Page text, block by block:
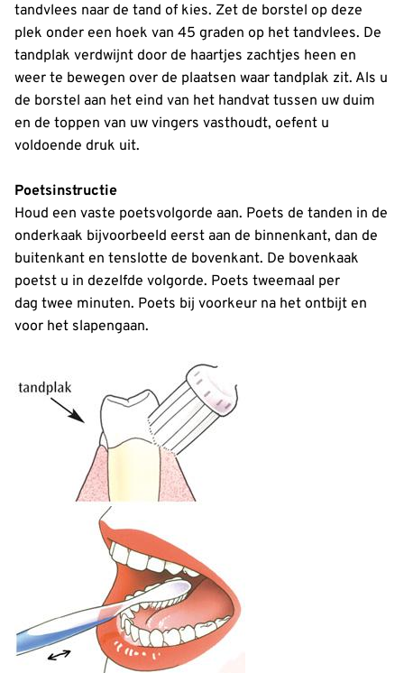
tandvlees naar de tand of kies. Zet de borstel op deze
plek onder een hoek van 45 graden op het tandvlees. De
tandplak verdwijnt door de haartjes zachtjes heen en
weer te bewegen over de plaatsen waar tandplak zit. Als u
de borstel aan het eind van het handvat tussen uw duim
en de toppen van uw vingers vasthoudt, oefent u
voldoende druk uit.
Poetsinstructie
Houd een vaste poetsvolgorde aan. Poets de tanden in de
onderkaak bijvoorbeeld eerst aan de binnenkant, dan de
buitenkant en tenslotte de bovenkant. De bovenkaak
poetst u in dezelfde volgorde. Poets tweemaal per
dag twee minuten. Poets bij voorkeur na het ontbijt en
voor het slapengaan.